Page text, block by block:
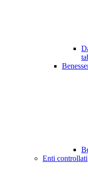
Enti controllati